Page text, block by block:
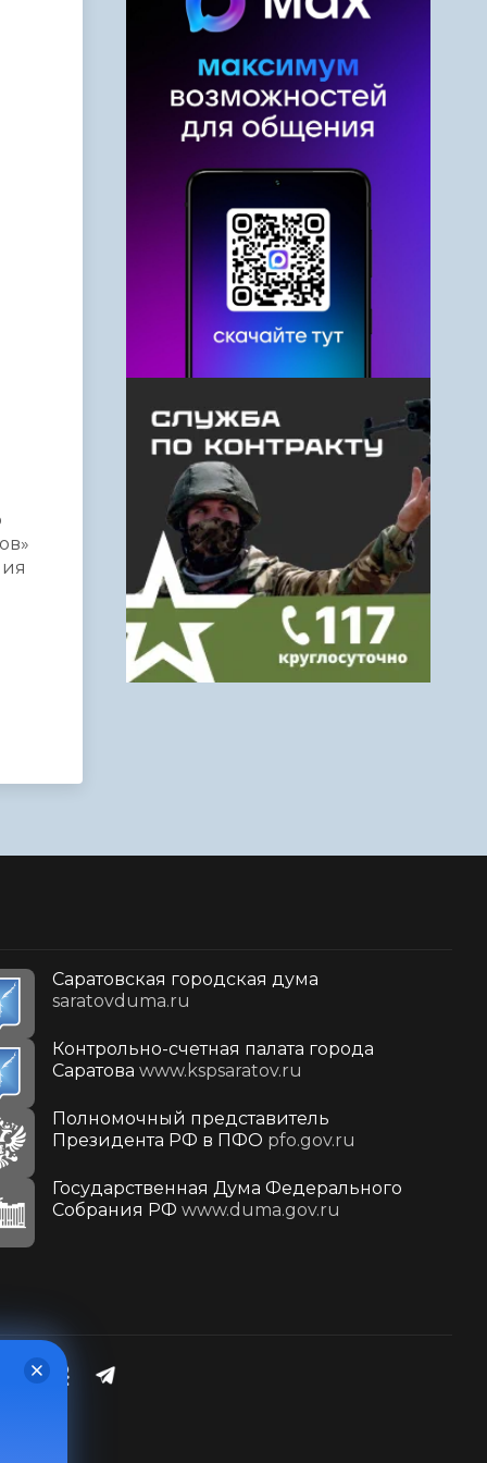
Саратовская городская дума
saratovduma.ru
Контрольно-счетная палата города
Саратова www.kspsaratov.ru
Полномочный представитель
Президента РФ в ПФО pfo.gov.ru
Государственная Дума Федерального
Собрания РФ www.duma.gov.ru